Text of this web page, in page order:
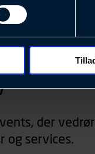
og
og som
browsertype,
der anvendes.
om dit
på vores
Til dette formål
der
og services.